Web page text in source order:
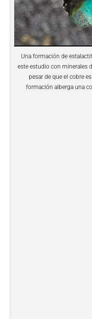
Una formación de
este estudio con minerales
pesar de que el cobre
formación alberga una